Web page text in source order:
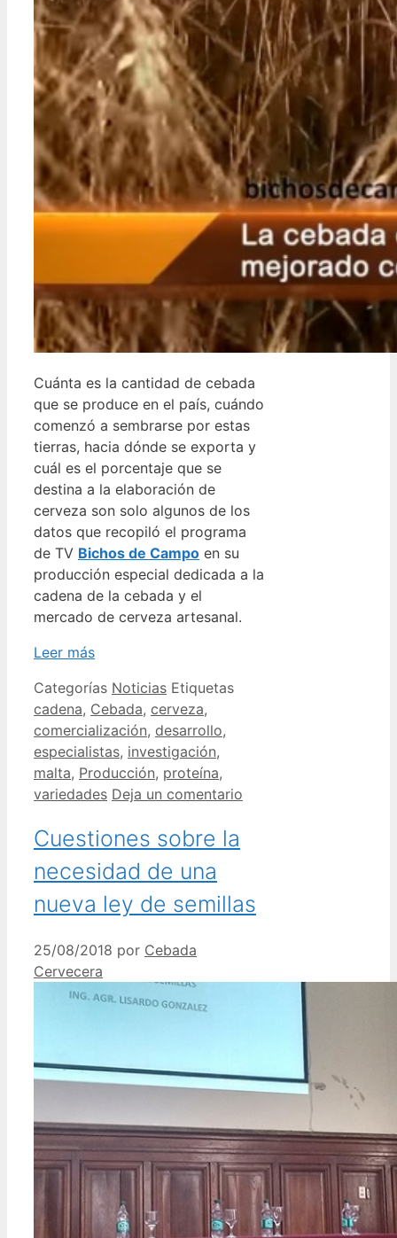
Cuánta es la cantidad de cebada
que se produce en el país, cuándo
comenzó a sembrarse por estas
tierras, hacia dónde se exporta y
cuál es el porcentaje que se
destina a la elaboración de
cerveza son solo algunos de los
datos que recopiló el programa
de TV Bichos de Campo en su
producción especial dedicada a la
cadena de la cebada y el
mercado de cerveza artesanal.
Leer más
Categorías Noticias Etiquetas
cadena, Cebada, cerveza,
comercialización, desarrollo,
especialistas, investigación,
malta, Producción, proteína,
variedades Deja un comentario
Cuestiones sobre la
necesidad de una
nueva ley de semillas
25/08/2018 por Cebada
Cervecera